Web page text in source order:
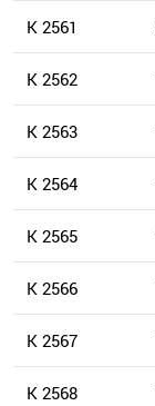
K 2561
K 2562
K 2563
K 2564
K 2565
K 2566
K 2567
K 2568